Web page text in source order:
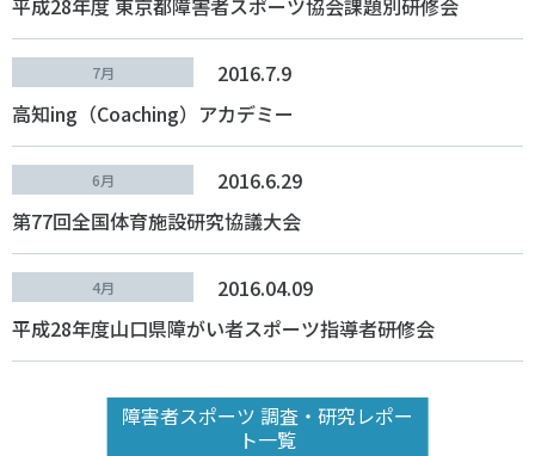
スポーツ辞典
SSF BOOKS
平成28年度 東京都障害者スポーツ協会課題別研修会
7月
2016.7.9
高知ing（Coaching）アカデミー
6月
2016.6.29
第77回全国体育施設研究協議大会
4月
2016.04.09
平成28年度山口県障がい者スポーツ指導者研修会
障害者スポーツ 調査・研究レポー
ト一覧